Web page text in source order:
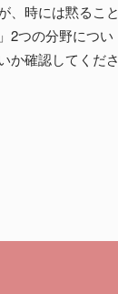
、時には黙ること
2つの分野につい
か確認してくださ